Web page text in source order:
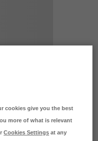
cookies give you the best
more of what is relevant
Cookies Settings at any